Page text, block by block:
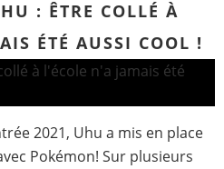
: ÊTRE COLLÉ À
ÉTÉ AUSSI COOL !
2021, Uhu a mis en place
Pokémon! Sur plusieurs